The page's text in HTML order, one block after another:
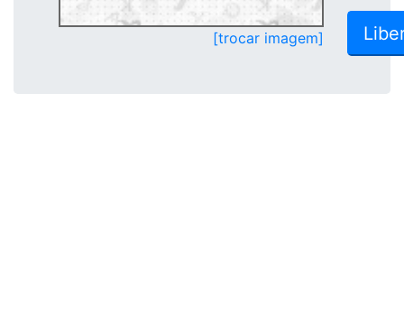
[trocar imagem]